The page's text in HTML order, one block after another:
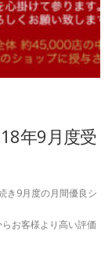
年9月度受
き9月度の月間優良シ
お客様より高い評価